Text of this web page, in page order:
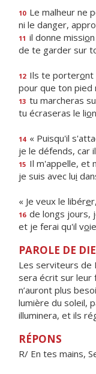
10 Le malheur ne
ni le danger,
11 il donne missio
de te garder sur
12 Ils te porteront
pour que ton pied
13 tu marcheras
tu écraseras le lio
14 « Puisqu'il
je le défends, car
15 Il m'appelle, et
je suis avec lui
« Je veux le libére
16 de longs jours,
et je ferai qu'il vo
PAROLE DE
Les serviteurs de
sera écrit sur leur
n’auront plus
lumière du soleil,
illuminera, et ils
RÉPONS
R/ En tes mains,